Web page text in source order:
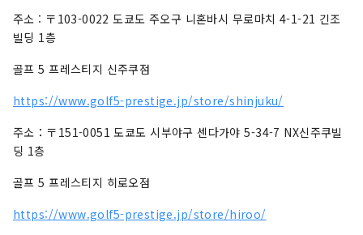
주소 : 〒103-0022 도쿄도 주오구 니혼바시 무로마치 4-1-21 긴조
빌딩 1층
골프 5 프레스티지 신주쿠점
https://www.golf5-prestige.jp/store/shinjuku/
주소：〒151-0051 도쿄도 시부야구 센다가야 5-34-7 NX신주쿠빌
딩 1층
골프 5 프레스티지 히로오점
https://www.golf5-prestige.jp/store/hiroo/